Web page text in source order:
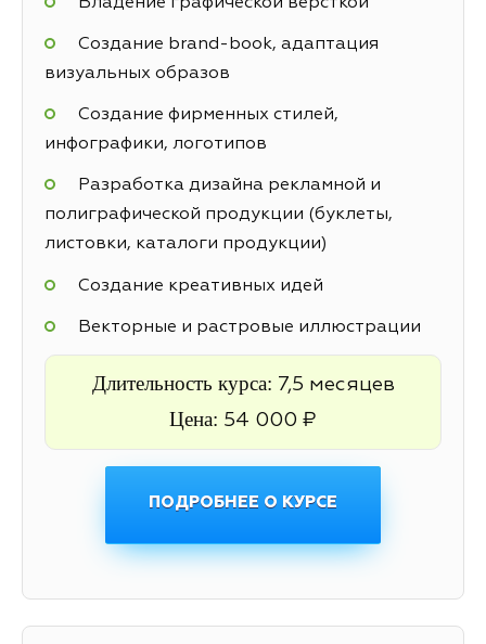
Создание brand-book, адаптация
визуальных образов
Создание фирменных стилей,
инфографики, логотипов
Разработка дизайна рекламной и
полиграфической продукции (буклеты,
листовки, каталоги продукции)
Создание креативных идей
Векторные и растровые иллюстрации
Длительность курса: 7,5 месяцев
Цена: 54 000 ₽
ПОДРОБНЕЕ О КУРСЕ